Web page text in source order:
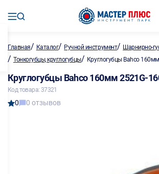
Главная/ Каталог/ Ручной инструмент/ Шарнирно-
/ Тонкогубцы, круглогубцы/ Круглогубцы Bahco
Круглогубцы Bahco 160мм 2521G-
Код товара: 37321
0 0 отзывов